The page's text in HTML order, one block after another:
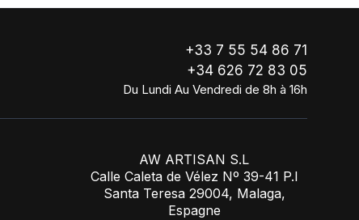
+33 7 55 54 86 71
+34 626 72 83 05
Du Lundi Au Vendredi de 8h à 16h
AW ARTISAN S.L
Calle Caleta de Vélez Nº 39-41 P.I
Santa Teresa 29004, Malaga,
Espagne